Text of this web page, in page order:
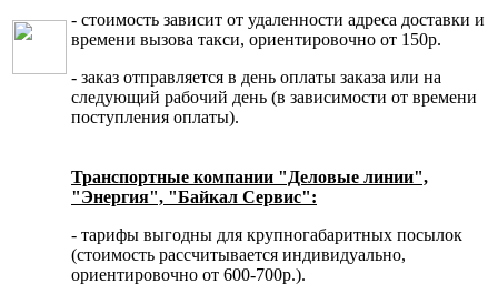
- стоимость зависит от удаленности адреса доставки и
времени вызова такси, ориентировочно от 150р.
- заказ отправляется в день оплаты заказа или на
следующий рабочий день (в зависимости от времени
поступления оплаты).
Транспортные компании "Деловые линии",
"Энергия", "Байкал Сервис":
- тарифы выгодны для крупногабаритных посылок
(стоимость рассчитывается индивидуально,
ориентировочно от 600-700р.).